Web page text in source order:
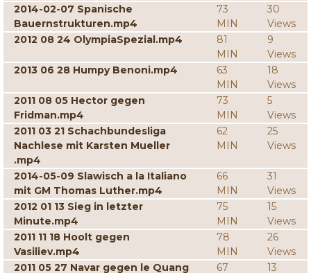
2014-02-07 Spanische
Bauernstrukturen.mp4
73
MIN
30
Views
2012 08 24 OlympiaSpezial.mp4
81
MIN
9
Views
2013 06 28 Humpy Benoni.mp4
63
MIN
18
Views
2011 08 05 Hector gegen
Fridman.mp4
73
MIN
5
Views
2011 03 21 Schachbundesliga
Nachlese mit Karsten Mueller
.mp4
62
MIN
25
Views
2014-05-09 Slawisch a la Italiano
mit GM Thomas Luther.mp4
66
MIN
31
Views
2012 01 13 Sieg in letzter
Minute.mp4
75
MIN
15
Views
2011 11 18 Hoolt gegen
Vasiliev.mp4
78
MIN
26
Views
2011 05 27 Navar gegen le Quang
67 13